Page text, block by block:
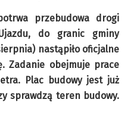
przebudowa drogi
do granic gminy
nastąpiło oficjalne
Zadanie obejmuje prace
Plac budowy jest już
sprawdzą teren budowy.